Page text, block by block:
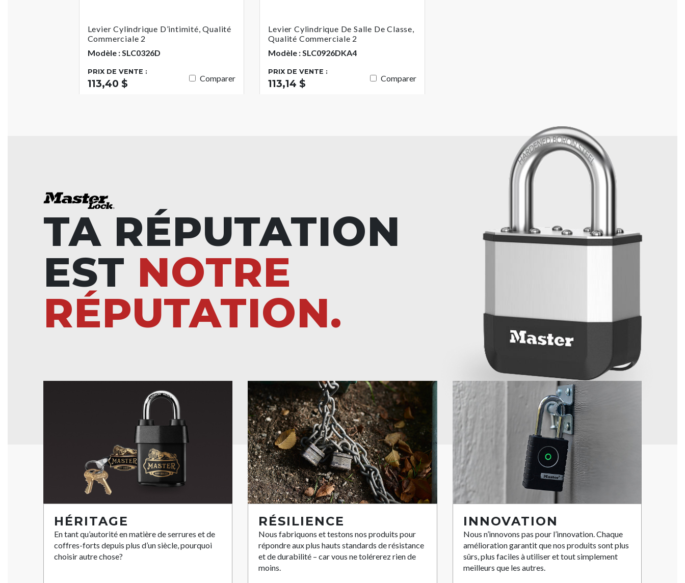
Levier Cylindrique D’intimité, Qualité
Commerciale 2
Modèle : SLC0326D
PRIX DE VENTE :
113,40 $ Comparer
Levier Cylindrique De Salle De Classe,
Qualité Commerciale 2
Modèle : SLC0926DKA4
PRIX DE VENTE :
113,14 $ Comparer
TA RÉPUTATION
EST NOTRE
RÉPUTATION.
HÉRITAGE
En tant qu’autorité en matière de serrures et de
coffres-forts depuis plus d’un siècle, pourquoi
choisir autre chose?
RÉSILIENCE
Nous fabriquons et testons nos produits pour
répondre aux plus hauts standards de résistance
et de durabilité – car vous ne tolérerez rien de
moins.
INNOVATION
Nous n’innovons pas pour l’innovation. Chaque
amélioration garantit que nos produits sont plus
sûrs, plus faciles à utiliser et tout simplement
meilleurs que les autres.